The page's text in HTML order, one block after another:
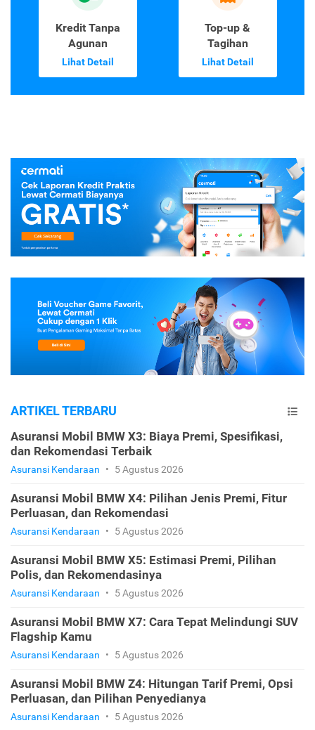
Kredit Tanpa
Agunan
Lihat Detail
Top-up &
Tagihan
Lihat Detail
ARTIKEL TERBARU
Asuransi Mobil BMW X3: Biaya Premi, Spesifikasi,
dan Rekomendasi Terbaik
Asuransi Kendaraan • 5 Agustus 2026
Asuransi Mobil BMW X4: Pilihan Jenis Premi, Fitur
Perluasan, dan Rekomendasi
Asuransi Kendaraan • 5 Agustus 2026
Asuransi Mobil BMW X5: Estimasi Premi, Pilihan
Polis, dan Rekomendasinya
Asuransi Kendaraan • 5 Agustus 2026
Asuransi Mobil BMW X7: Cara Tepat Melindungi SUV
Flagship Kamu
Asuransi Kendaraan • 5 Agustus 2026
Asuransi Mobil BMW Z4: Hitungan Tarif Premi, Opsi
Perluasan, dan Pilihan Penyedianya
Asuransi Kendaraan • 5 Agustus 2026